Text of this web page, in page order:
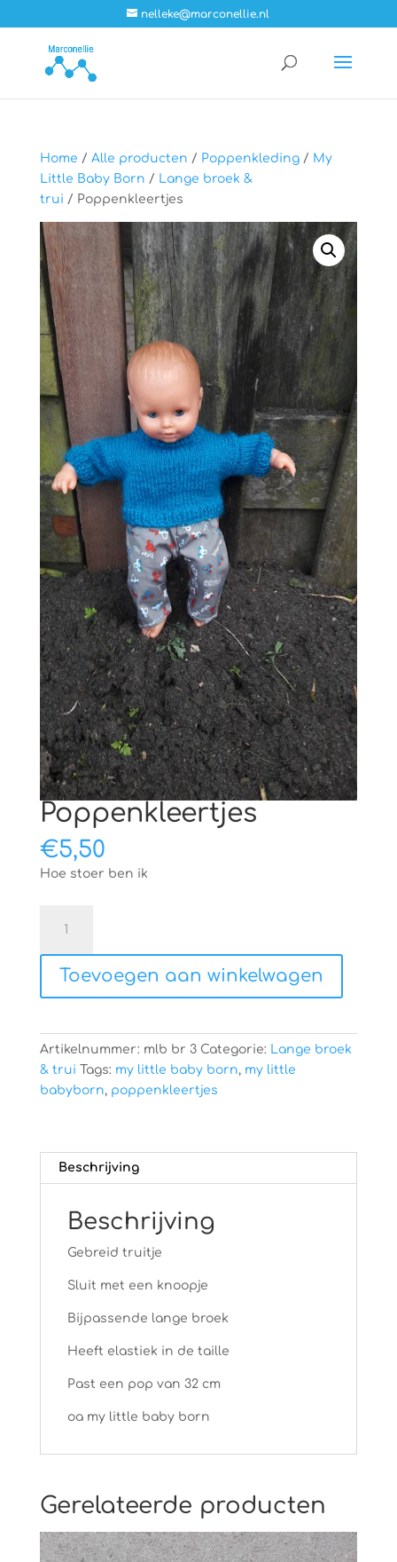
nelleke@marconellie.nl
Home / Alle producten / Poppenkleding/ My
Little Baby Born / Lange broek &
trui / Poppenkleertjes
Poppenkleertjes
€5,50
Hoe stoer ben ik
aantal
Toevoegen aan winkelwagen
Artikelnummer: mlb br 3 Categorie: Lange broek
& trui Tags: my little baby born, my little
babyborn, poppenkleertjes
Beschrijving
Beschrijving
Gebreid truitje
Sluit met een knoopje
Bijpassende lange broek
Heeft elastiek in de taille
Past een pop van 32 cm
oa my little baby born
Gerelateerde producten